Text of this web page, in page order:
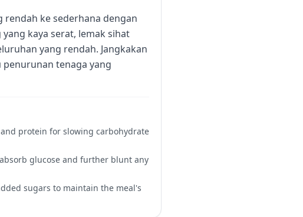
rendah ke sederhana dengan
kaya serat, lemak sihat
yang rendah. Jangkakan
penurunan tenaga yang
protein for slowing carbohydrate
glucose and further blunt any
sugars to maintain the meal's